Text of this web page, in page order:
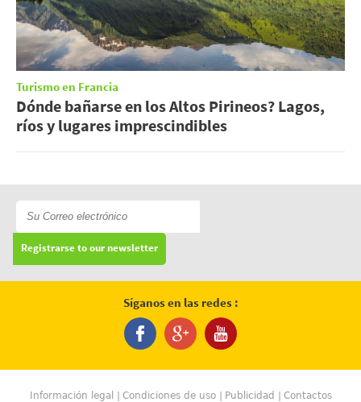
Turismo en Francia
Dónde bañarse en los Altos Pirineos? Lagos,
ríos y lugares imprescindibles
Registrarse to our newsletter
Síganos en las redes :
Información legal Condiciones de uso Publicidad Contactos